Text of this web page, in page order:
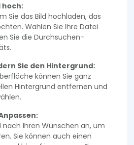
hoch:
Sie das Bild hochladen, das
Wählen Sie Ihre Datei
Sie die Durchsuchen-
Sie den Hintergrund:
können Sie ganz
Hintergrund entfernen und
nach Ihren Wünschen an, um
Sie können auch einen